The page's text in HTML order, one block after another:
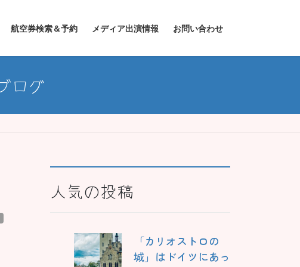
航空券検索＆予約 メディア出演情報 お問い合わせ
ログ
人気の投稿
「カリオストロの
城」はドイツにあっ